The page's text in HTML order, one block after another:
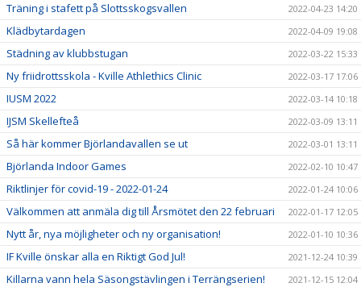
Träning i stafett på Slottsskogsvallen 2022-04-23 14:20
Klädbytardagen 2022-04-09 19:08
Städning av klubbstugan 2022-03-22 15:33
Ny friidrottsskola - Kville Athlethics Clinic 2022-03-17 17:06
IUSM 2022 2022-03-14 10:18
IJSM Skellefteå 2022-03-09 13:11
Så här kommer Björlandavallen se ut 2022-03-01 13:11
Björlanda Indoor Games 2022-02-10 10:47
Riktlinjer för covid-19 - 2022-01-24 2022-01-24 10:06
Välkommen att anmäla dig till Årsmötet den 22 februari 2022-01-17 12:05
Nytt år, nya möjligheter och ny organisation! 2022-01-10 10:36
IF Kville önskar alla en Riktigt God Jul! 2021-12-24 10:39
Killarna vann hela Säsongstävlingen i Terrängserien! 2021-12-15 12:04